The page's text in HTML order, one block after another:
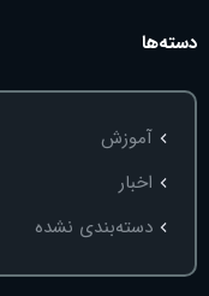
دسته‌ها
آموزش
اخبار
دسته‌بندی نشده